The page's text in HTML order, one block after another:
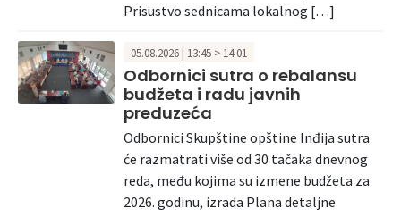
Prisustvo sednicama lokalnog […]
05.08.2026 | 13:45 > 14:01
Odbornici sutra o rebalansu
budžeta i radu javnih
preduzeća
Odbornici Skupštine opštine Inđija sutra
će razmatrati više od 30 tačaka dnevnog
reda, među kojima su izmene budžeta za
2026. godinu, izrada Plana detaljne